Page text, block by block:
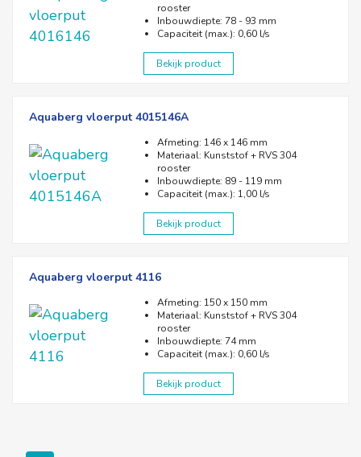
rooster
Inbouwdiepte: 78 - 93 mm
Capaciteit (max.): 0,60 l/s
Bekijk product
Aquaberg vloerput 4015146A
Afmeting: 146 x 146 mm
Materiaal: Kunststof + RVS 304
rooster
Inbouwdiepte: 89 - 119 mm
Capaciteit (max.): 1,00 l/s
Bekijk product
Aquaberg vloerput 4116
Afmeting: 150 x 150 mm
Materiaal: Kunststof + RVS 304
rooster
Inbouwdiepte: 74 mm
Capaciteit (max.): 0,60 l/s
Bekijk product